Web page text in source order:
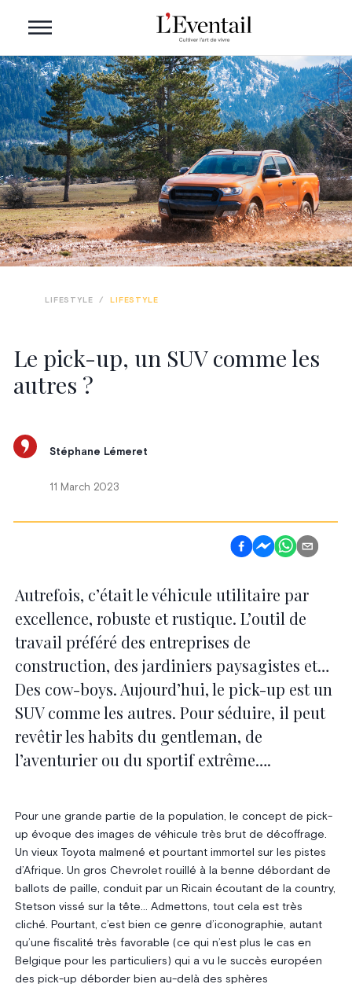
Le pick-up, un SUV comme les
autres ?
LIFESTYLE / LIFESTYLE
Stéphane Lémeret
11 March 2023
Autrefois, c’était le véhicule utilitaire par
excellence, robuste et rustique. L’outil de
travail préféré des entreprises de
construction, des jardiniers paysagistes et…
Des cow-boys. Aujourd’hui, le pick-up est un
SUV comme les autres. Pour séduire, il peut
revêtir les habits du gentleman, de
l’aventurier ou du sportif extrême….
Pour une grande partie de la population, le concept de pick-
up évoque des images de véhicule très brut de décoffrage.
Un vieux Toyota malmené et pourtant immortel sur les pistes
d’Afrique. Un gros Chevrolet rouillé à la benne débordant de
ballots de paille, conduit par un Ricain écoutant de la country,
Stetson vissé sur la tête… Admettons, tout cela est très
cliché. Pourtant, c’est bien ce genre d’iconographie, autant
qu’une fiscalité très favorable (ce qui n’est plus le cas en
Belgique pour les particuliers) qui a vu le succès européen
des pick-up déborder bien au-delà des sphères